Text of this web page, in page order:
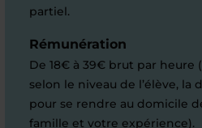
partiel.
Rémunération
De 18€ à 39€ brut par heure
selon le niveau de l’élève, la
pour se rendre au domicile
famille et votre expérience).